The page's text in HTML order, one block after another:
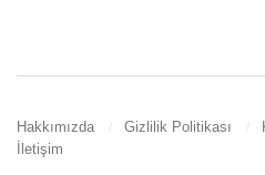
Hakkımızda Gizlilik Politikası
İletişim